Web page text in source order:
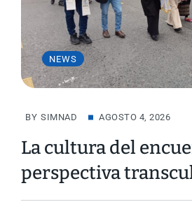
NEWS
BY SIMNAD AGOSTO 4, 2026
La cultura del
perspectiva